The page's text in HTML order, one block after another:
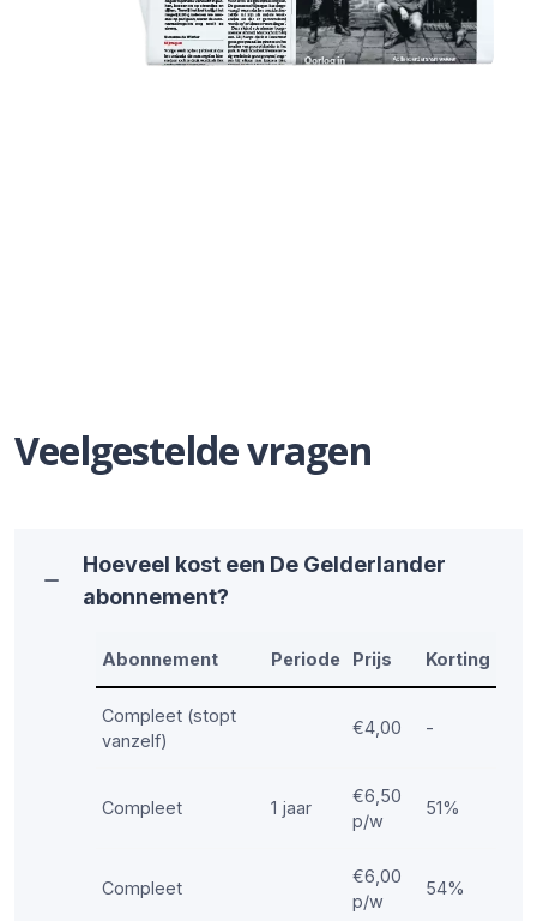
Veelgestelde vragen
Hoeveel kost een De Gelderlander
abonnement?
Abonnement Periode Prijs Korting
Compleet (stopt
vanzelf)
€4,00 -
Compleet 1 jaar
€6,50
p/w
51%
Compleet
€6,00
p/w
54%